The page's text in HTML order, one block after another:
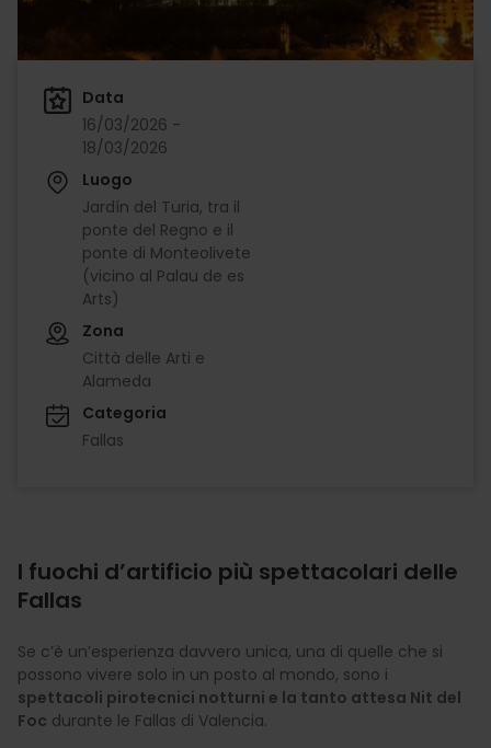
Data
16/03/2026 -
18/03/2026
Luogo
Jardín del Turia, tra il
ponte del Regno e il
ponte di Monteolivete
(vicino al Palau de es
Arts)
Zona
Città delle Arti e
Alameda
Categoria
Fallas
I fuochi d’artificio più spettacolari delle
Fallas
Se c’è un’esperienza davvero unica, una di quelle che si
possono vivere solo in un posto al mondo, sono i
spettacoli pirotecnici notturni e la tanto attesa Nit del
Foc durante le Fallas di Valencia.